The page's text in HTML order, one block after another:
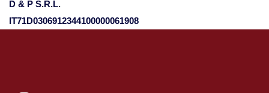
Viaggi in Canada
D & P S.R.L.
IT71D0306912344100000061908